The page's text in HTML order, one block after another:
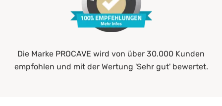
Die Marke PROCAVE wird von über 30.000 Kunden
empfohlen und mit der Wertung 'Sehr gut' bewertet.